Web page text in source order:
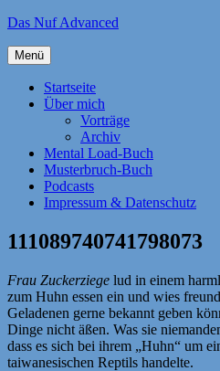
Zum
springen
Das Nuf Advanced
Menü
Startseite
Über mich
Vorträge
Archiv
Mental Load-Buch
Musterbruch-Buch
Podcasts
Impressum & Datenschutz
111089740741798073
Frau Zuckerziege lud in einem
zum Huhn essen ein und wies
Geladenen gerne bekannt geben
Dinge nicht äßen. Was sie
dass es sich bei ihrem „Huhn“ um
taiwanesischen Reptils handelte.